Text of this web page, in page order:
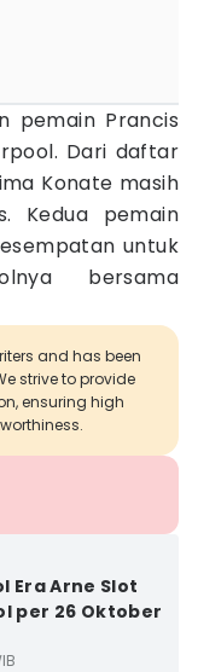
pemain Prancis
Dari daftar
Konate masih
Kedua pemain
untuk
bersama
and has been
strive to provide
ensuring high
Era Arne Slot
per 26 Oktober